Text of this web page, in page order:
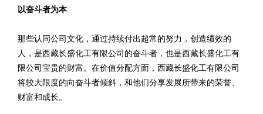
以奋斗者为本
那些认同公司文化，通过持续付出超常的努力，创造绩效的
人，是西藏长盛化工有限公司的奋斗者，也是西藏长盛化工有
限公司宝贵的财富。在价值分配方面，西藏长盛化工有限公司
将较大限度的向奋斗者倾斜，和他们分享发展所带来的荣誉、
财富和成长。